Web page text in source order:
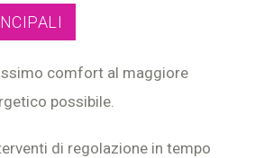
comfort al maggiore
possibile.
di regolazione in tempo